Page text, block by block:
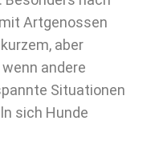
Artgenossen
aber
andere
Situationen
sich Hunde